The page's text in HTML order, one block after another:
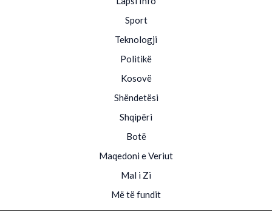
Sport
Teknologji
Politikë
Kosovë
Shëndetësi
Shqipëri
Botë
Maqedoni e Veriut
Mal i Zi
Më të fundit